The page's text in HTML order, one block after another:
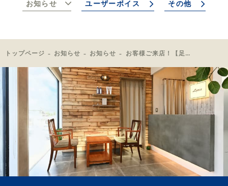
お知らせ ユーザーボイス その他
トップページ お知らせ お知らせ お客様ご来店！【足脱毛初回】